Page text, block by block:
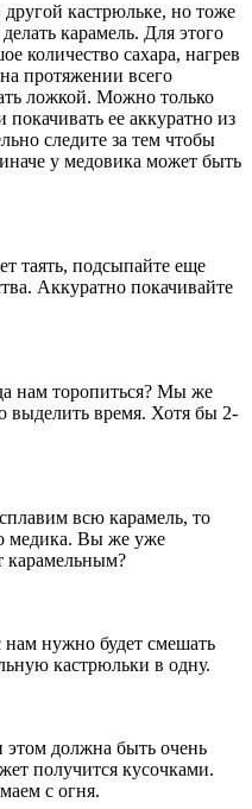
кастрюльке, но тоже
карамель. Для этого
количество сахара, нагрев
протяжении всего
ложкой. Можно только
покачивать ее аккуратно из
следите за тем чтобы
у медовика может быть
таять, подсыпайте еще
Аккуратно покачивайте
нам торопиться? Мы же
выделить время. Хотя бы 2-
всю карамель, то
медика. Вы же уже
карамельным?
нужно будет смешать
кастрюльки в одну.
этом должна быть очень
получится кусочками.
с огня.